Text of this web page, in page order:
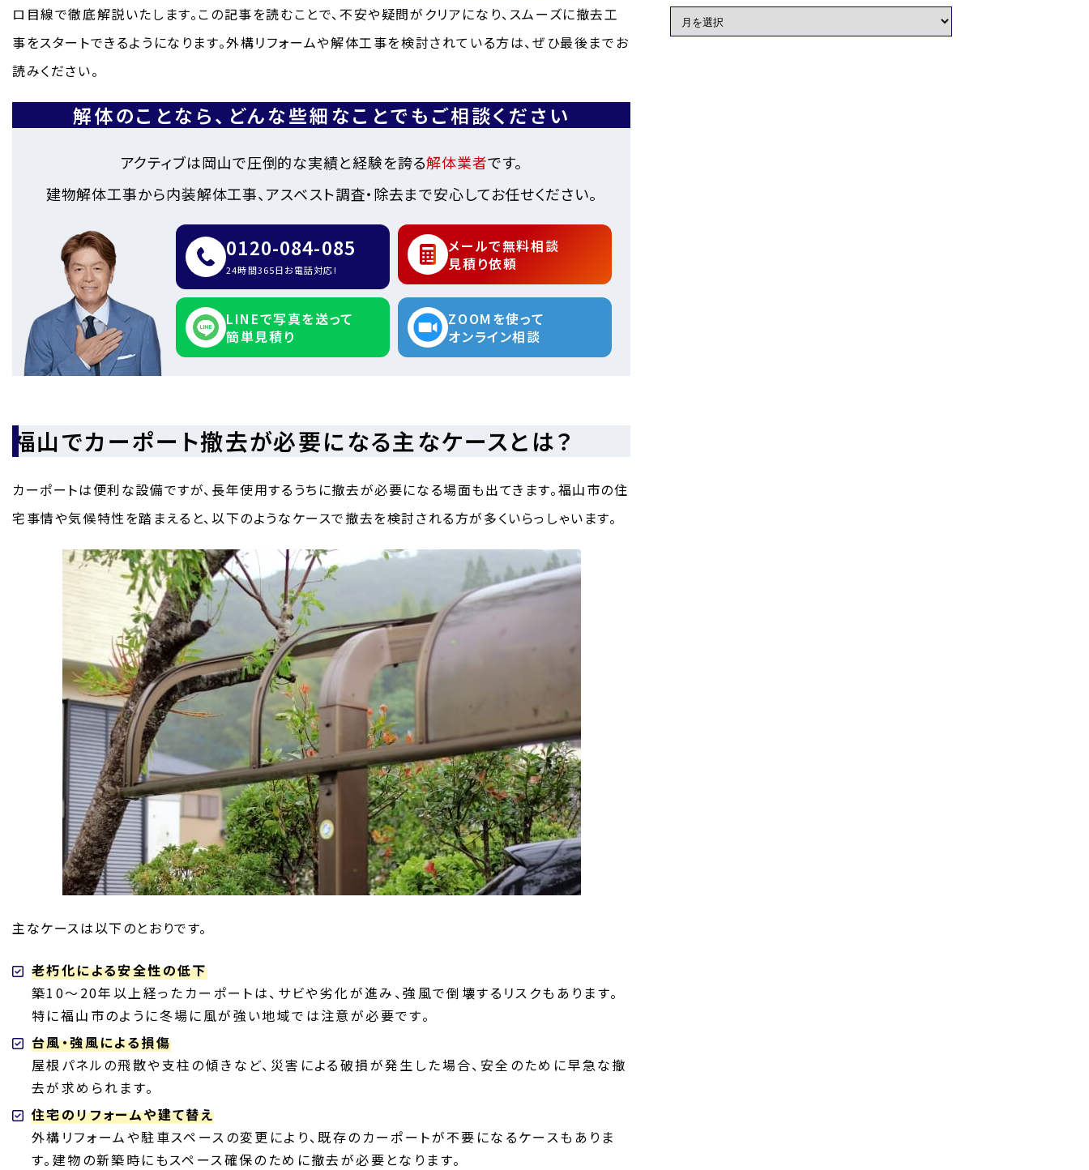
ロ目線で徹底解説いたします。この記事を読むことで、不安や疑問がクリアになり、スムーズに撤去工
事をスタートできるようになります。外構リフォームや解体工事を検討されている方は、ぜひ最後までお
読みください。
解体のことなら、 どんな些細なことでもご相談ください
アクティブは岡山で圧倒的な実績と経験を誇る解体業者です。
建物解体工事から内装解体工事、アスベスト調査・除去まで安心してお任せください。
0120-084-085
24時間365日お電話対応!
メールで無料相談
見積り依頼
LINEで写真を送って
簡単見積り
ZOOMを使って
オンライン相談
福山でカーポート撤去が必要になる主なケースとは？
カーポートは便利な設備ですが、長年使用するうちに撤去が必要になる場面も出てきます。福山市の住
宅事情や気候特性を踏まえると、以下のようなケースで撤去を検討される方が多くいらっしゃいます。
主なケースは以下のとおりです。
老朽化による安全性の低下
築10〜20年以上経ったカーポートは、サビや劣化が進み、強風で倒壊するリスクもあります。
特に福山市のように冬場に風が強い地域では注意が必要です。
台風・強風による損傷
屋根パネルの飛散や支柱の傾きなど、災害による破損が発生した場合、安全のために早急な撤
去が求められます。
住宅のリフォームや建て替え
外構リフォームや駐車スペースの変更により、既存のカーポートが不要になるケースもありま
す。建物の新築時にもスペース確保のために撤去が必要となります。